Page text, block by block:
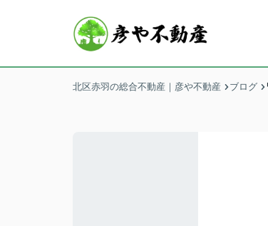
北区赤羽の総合不動産｜彦や不動産 ブログ